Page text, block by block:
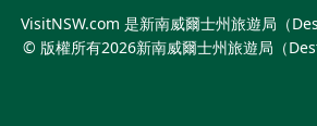
VisitNSW.com 是新南威爾士州旅遊局（
© 版權所有2026新南威爾士州旅遊局（